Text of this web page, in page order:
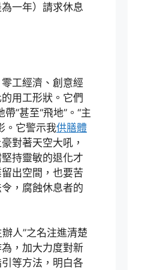
一年）請求休息
工經濟、創意經
用工形狀。它們
”甚至“飛地”。“主
。它警示我供膳體
對著天空大吼，
持靈敏的退化才
出空間，也要苦
，腐蝕休息者的
人”之名注進清楚
，加大力度對新
等方法，明白各